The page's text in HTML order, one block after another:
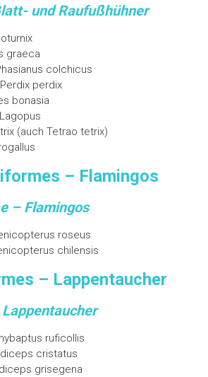
und Raufußhühner
graeca
colchicus
perdix
bonasia
(auch Tetrao tetrix)
– Flamingos
– Flamingos
roseus
chilensis
– Lappentaucher
ruficollis
cristatus
grisegena